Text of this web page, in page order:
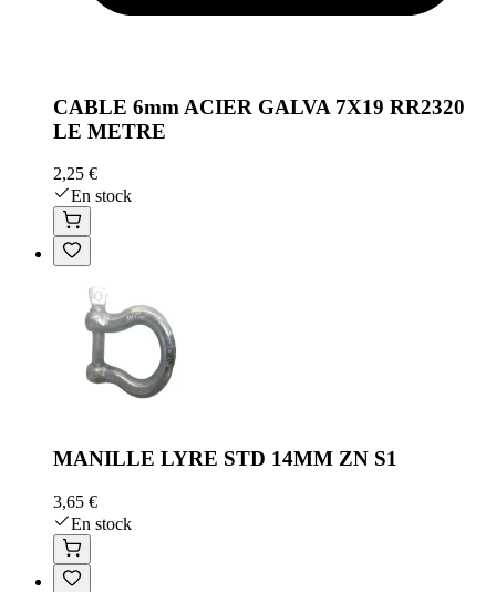
CABLE 6mm ACIER GALVA 7X19 RR2320
LE METRE
2,25 €
En stock
MANILLE LYRE STD 14MM ZN S1
3,65 €
En stock